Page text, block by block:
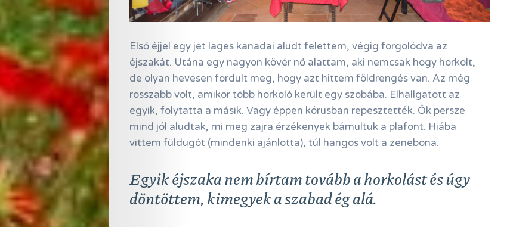
Első éjjel egy jet lages kanadai aludt felettem, végig forgolódva az
éjszakát. Utána egy nagyon kövér nő alattam, aki nemcsak hogy horkolt,
de olyan hevesen fordult meg, hogy azt hittem földrengés van. Az még
rosszabb volt, amikor több horkoló került egy szobába. Elhallgatott az
egyik, folytatta a másik. Vagy éppen kórusban repesztették. Ők persze
mind jól aludtak, mi meg zajra érzékenyek bámultuk a plafont. Hiába
vittem füldugót (mindenki ajánlotta), túl hangos volt a zenebona.
Egyik éjszaka nem bírtam tovább a horkolást és úgy
döntöttem, kimegyek a szabad ég alá.